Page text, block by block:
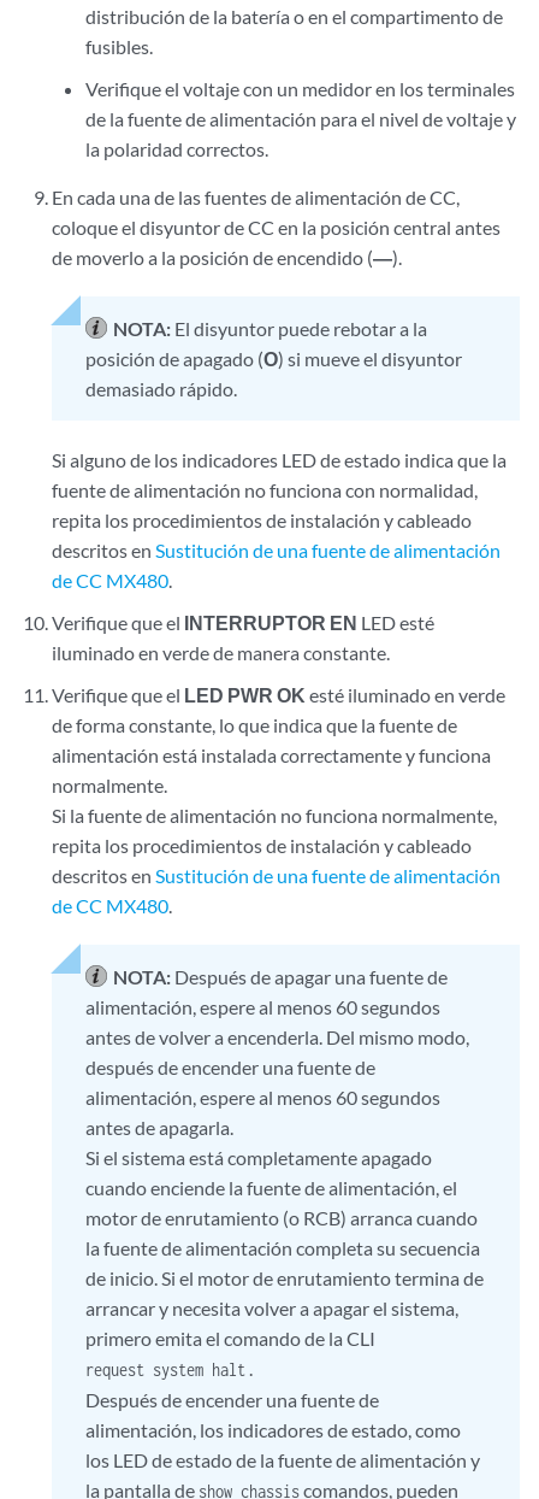
distribución de la batería o en el compartimento de
fusibles.
Verifique el voltaje con un medidor en los terminales
de la fuente de alimentación para el nivel de voltaje y
la polaridad correctos.
En cada una de las fuentes de alimentación de CC,
coloque el disyuntor de CC en la posición central antes
de moverlo a la posición de encendido (—).
NOTA: El disyuntor puede rebotar a la
posición de apagado (O) si mueve el disyuntor
demasiado rápido.
Si alguno de los indicadores LED de estado indica que la
fuente de alimentación no funciona con normalidad,
repita los procedimientos de instalación y cableado
descritos enSustitución de una fuente de alimentación
de CC MX480.
Verifique que el INTERRUPTOR EN LED esté
iluminado en verde de manera constante.
Verifique que el LED PWR OK esté iluminado en verde
de forma constante, lo que indica que la fuente de
alimentación está instalada correctamente y funciona
normalmente.
Si la fuente de alimentación no funciona normalmente,
repita los procedimientos de instalación y cableado
descritos enSustitución de una fuente de alimentación
de CC MX480.
NOTA: Después de apagar una fuente de
alimentación, espere al menos 60 segundos
antes de volver a encenderla. Del mismo modo,
después de encender una fuente de
alimentación, espere al menos 60 segundos
antes de apagarla.
Si el sistema está completamente apagado
cuando enciende la fuente de alimentación, el
motor de enrutamiento (o RCB) arranca cuando
la fuente de alimentación completa su secuencia
de inicio. Si el motor de enrutamiento termina de
arrancar y necesita volver a apagar el sistema,
primero emita el comando de la CLI
request system halt .
Después de encender una fuente de
alimentación, los indicadores de estado, como
los LED de estado de la fuente de alimentación y
la pantalla de show chassiscomandos, pueden